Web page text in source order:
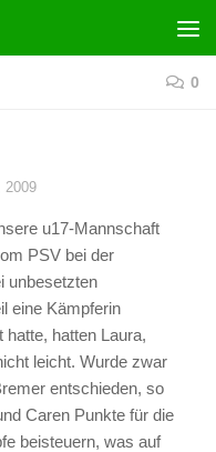
0
2009
u17-Mannschaft
PSV bei der
unbesetzten
eine Kämpferin
hatten Laura,
leicht. Wurde zwar
entschieden, so
Caren Punkte für die
beisteuern, was auf